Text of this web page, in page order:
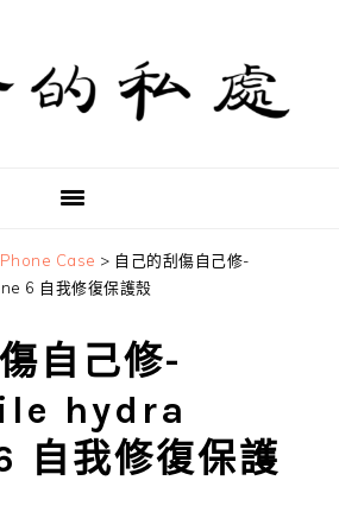
Case > 自己的刮傷自己修-
6 自我修復保護殼
自己修-
hydra
自我修復保護